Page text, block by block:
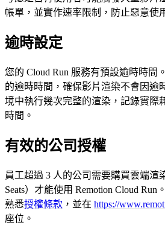
帳單，並實作速率限制，防止惡意使
逾時設定
您的 Cloud Run 服務有預設逾時時間
的逾時時間，確保影片渲染不會因逾
境中執行幾次完整的渲染，記錄實際
時間。
有效的公司授權
員工超過 3 人的公司需要購買雲端渲
Seats）才能使用 Remotion Cloud
熟悉授權條款 ，並在 https://
座位。